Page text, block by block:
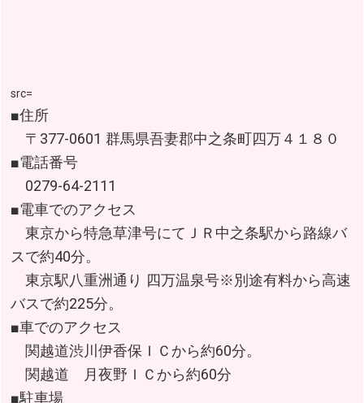
src=
■住所
〒377-0601 群馬県吾妻郡中之条町四万４１８０
■電話番号
0279-64-2111
■電車でのアクセス
東京から特急草津号にてＪＲ中之条駅から路線バ
スで約40分。
東京駅八重洲通り 四万温泉号※別途有料から高速
バスで約225分。
■車でのアクセス
関越道渋川伊香保ＩＣから約60分。
関越道 月夜野ＩＣから約60分
■駐車場